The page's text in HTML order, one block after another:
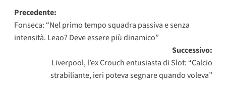
Navigazione
articolo
Precedente:
Fonseca: “Nel primo tempo squadra passiva e senza
intensità. Leao? Deve essere più dinamico”
Successivo:
Liverpool, l’ex Crouch entusiasta di Slot: “Calcio
strabiliante, ieri poteva segnare quando voleva”